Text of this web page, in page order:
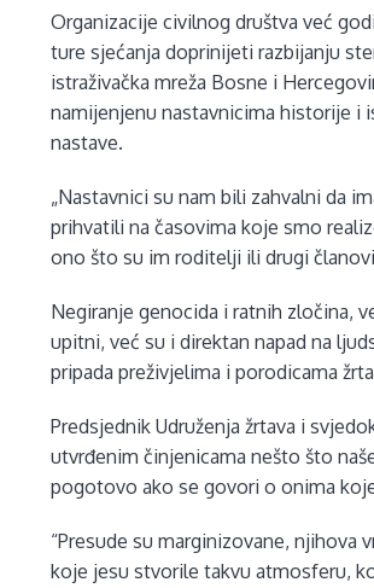
Organizacije civilnog društva već
ture sjećanja doprinijeti razbijanju
istraživačka mreža Bosne i
namijenjenu nastavnicima historije i
nastave.
„Nastavnici su nam bili zahvalni da
prihvatili na časovima koje smo
ono što su im roditelji ili drugi
Negiranje genocida i ratnih zločina,
upitni, već su i direktan napad na
pripada preživjelima i porodicama
Predsjednik Udruženja žrtava i
utvrđenim činjenicama nešto što
pogotovo ako se govori o onima
“Presude su marginizovane,
koje jesu stvorile takvu atmosferu,